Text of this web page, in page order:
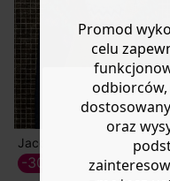
Jacquardowy sweter
139,50 ZŁ
-30%
Promod
celu
odbiorców,
oraz